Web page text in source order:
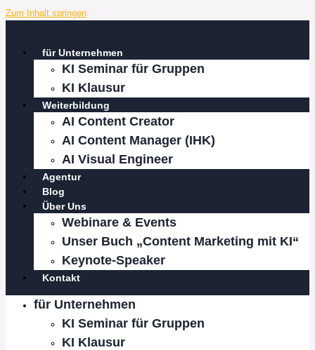
Zum Inhalt springen
für Unternehmen
KI Seminar für Gruppen
KI Klausur
Weiterbildung
AI Content Creator
AI Content Manager (IHK)
AI Visual Engineer
Agentur
Blog
Über Uns
Webinare & Events
Unser Buch „Content Marketing mit KI“
Keynote-Speaker
Kontakt
für Unternehmen
KI Seminar für Gruppen
KI Klausur